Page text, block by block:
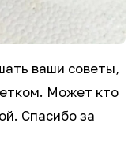
ваши советы,
Может кто
Спасибо за